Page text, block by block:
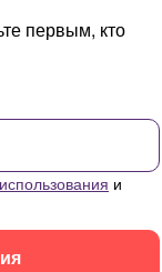
первым, кто
и